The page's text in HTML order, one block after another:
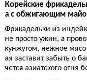
Корейские
а с обжигающим
Фрикадельки из
не просто ужин, а
кунжутом, нежное мясо
ая заставит забыть о
чется азиатского огня